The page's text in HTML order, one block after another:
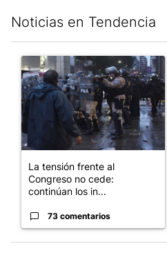
Noticias en Tendencia
Un artículo de tendencia con
La tensión frente al
Congreso no cede:
continúan los in...
73 comentarios